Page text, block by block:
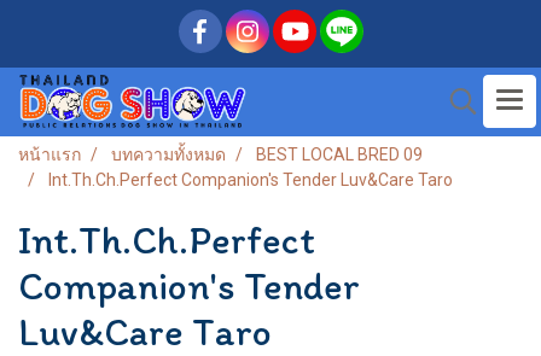
หน้าแรก บทความทั้งหมด
BEST LOCAL BRED 09
Int.Th.Ch.Perfect Companion's Tender Luv&Care Taro
Int.Th.Ch.Perfect
Companion's Tender
Luv&Care Taro